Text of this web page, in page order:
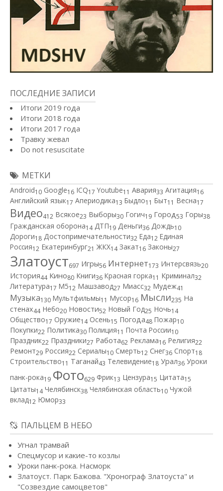
ПОСЛЕДНИЕ ЗАПИСИ
Итоги 2019 года
Итоги 2018 года
Итоги 2017 года
Травку жевал
Do not resuscitate
МЕТКИ
Android10 Google16 ICQ17 Youtube11 Авария33 Агитация16
Английский язык17 Апериодика13 Быдло11 Быт11 Весна17
Видео412 Всякое23 Выборы30 Гогич19 Город53 Горы38
Гражданская оборона14 ДТП19 Деньги36 Дождь10
Дороги18 Достопримечательности32 Еда12 Единая
Россия12 Екатеринбург21 ЖКХ14 Закат16 Законы27
Златоуст697 Игры56 Интернет173 Интерсвязь20
История44 Кино80 Книги36 Красная горка11 Криминал32
Литература17 М512 Машзавод27 Миасс32 Мудеж41
Музыка130 Мультфильмы11 Мусор16 Мысли235 На
стенах44 Небо20 Новости52 Новый Год25 Ночь14
Общество17 Оружие14 Осень15 Погода48 Пожар10
Покупки22 Политика30 Полиция11 Почта России10
Праздник22 Праздники27 Работа62 Реклама16 Религия22
Ремонт29 Россия22 Сериалы10 Смерть12 Снег36 Спорт18
Строительство11 Таганай43 Телевидение18 Урал36 Уроки
панк-рока19 Фото629 Фрик13 Цензура15 Цитата15
Цитаты14 Челябинск38 Челябинская область10 Чужой
вклад12 Юмор33
ПАЛЬЦЕМ В НЕБО
Угнал трамвай
Спецмусор и какие-то козлы
Уроки панк-рока. Насморк
Златоуст. Парк Бажова. "Хронограф Златоуста" и
"Созвездие самоцветов"